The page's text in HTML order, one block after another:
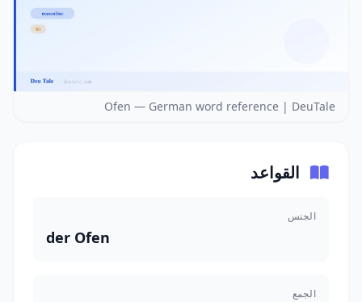
Ofen — German word reference | DeuTale
القواعد
الجنس
der Ofen
الجمع